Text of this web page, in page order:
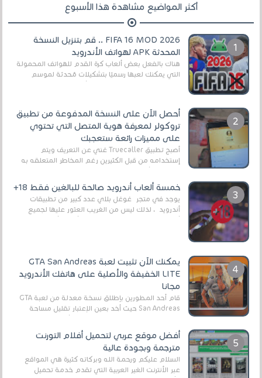
أكثر المواضيع مشاهدة هذا الأسبوع
FIFA 16 MOD 2026 .. قم بتنزيل النسخة
المحدثة APK لهواتف الأندرويد
هناك بالفعل بعض ألعاب كرة القدم للهواتف المحمولة
التي يمكنك لعبها رسميًا بتشكيلات مُحدثة لموسم
أحصل الآن على النسخة المدفوعة من تطبيق
تروكولر لمعرفة هوية المتصل التي تحتوي
على مميزات رائعة ستعجبك
أصبح تطبيق Truecaller غني عن التعريف ويتم
إستخدامه من قبل الكثيرين رغم المخاطر المتعلقه به
خمسة ألعاب أندرويد صالحة للبالغين فقط 18+
يوجد في متجر غوغل بلاي عدد كبير من تطبيقات
أندرويد ، لذلك ليس من الغريب العثور عليها لجميع
يمكنك الآن تثبيت لعبة GTA San Andreas
LITE الخفيفة والأصلية على هاتفك الأندرويد
مجانا
قام أحد المطورين بإطلاق نسخة معدلة من لعبة GTA
San Andreas حيث أخد بعين الإعتبار تقليل مساحة
أفضل موقع عربي لتحميل أفلام التورنت
مترجمة وبجودة عالية
السلام عليكم ورحمة الله وبركاته كثيرة هي المواقع
عبر الأنترنت الغير العربية التي تقدم خدمة تحميل